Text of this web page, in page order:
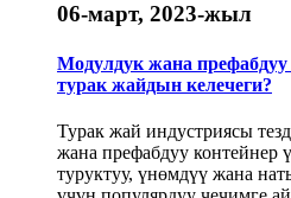
06-март, 2023-жыл
Модулдук жана префабдуу
турак жайдын келечеги?
Турак жай индустриясы
жана префабдуу контейнер
туруктуу, үнөмдүү жана